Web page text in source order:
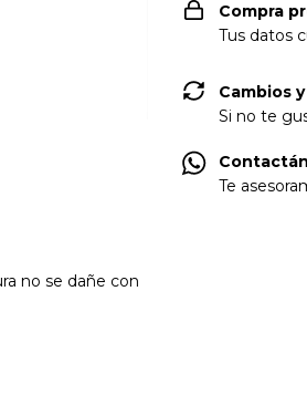
no se dañe con
Compra
Tus datos
Cambios
Si no te
Te